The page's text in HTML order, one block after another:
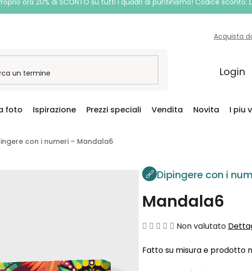
ora 20% di SCONTO su tutti i quadri di puntinismo! Codice sconto:
Acquista
Login
foto Ispirazione Prezzi speciali Vendita Novita I piu
con i numeri – Mandala6
Dipingere con i
Mandala6
La
media
Non valutato
Fatto su misura e prodotto